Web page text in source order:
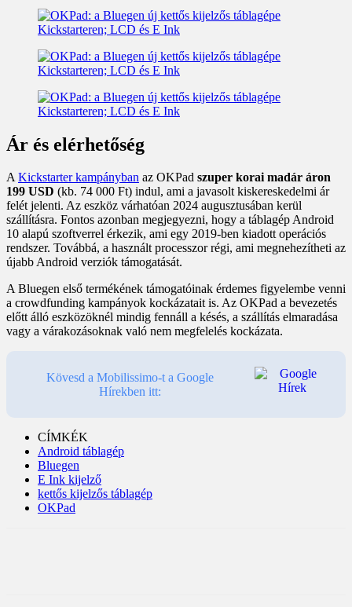
Ár és elérhetőség
AKickstarter kampányban az OKPad szuper korai madár áron
199 USD (kb. 74 000 Ft) indul, ami a javasolt kiskereskedelmi ár
felét jelenti. Az eszköz várhatóan 2024 augusztusában kerül
szállításra. Fontos azonban megjegyezni, hogy a táblagép Android
10 alapú szoftverrel érkezik, ami egy 2019-ben kiadott operációs
rendszer. Továbbá, a használt processzor régi, ami megnehezítheti az
újabb Android verziók támogatását.
A Bluegen első termékének támogatóinak érdemes figyelembe venni
a crowdfunding kampányok kockázatait is. Az OKPad a bevezetés
előtt álló eszközöknél mindig fennáll a késés, a szállítás elmaradása
vagy a várakozásoknak való nem megfelelés kockázata.
Kövesd a Mobilissimo-t a Google
Hírekben itt:
CÍMKÉK
Android táblagép
Bluegen
E Ink kijelző
kettős kijelzős táblagép
OKPad